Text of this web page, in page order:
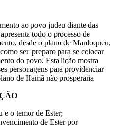
ao povo judeu diante das
todo o processo de
desde o plano de Mardoqueu,
seu preparo para se colocar
do povo. Esta lição mostra
personagens para providenciar
de Hamã não prosperaria
e o temor de Ester;
de Ester por